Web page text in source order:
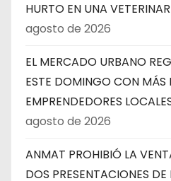
HURTO EN UNA
agosto de 2026
EL MERCADO URBANO
ESTE DOMINGO CON MÁS
EMPRENDEDORES
agosto de 2026
ANMAT PROHIBIÓ LA
DOS PRESENTACIONES DE